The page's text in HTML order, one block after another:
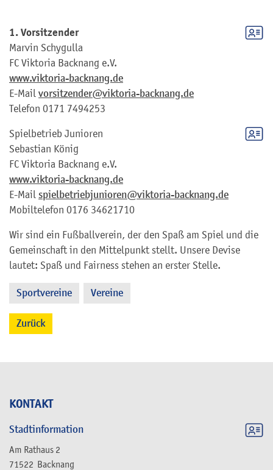
KONTAKT
Stadtinformation
Am Rathaus 2
71522 Backnang
1. Vorsitzender
Marvin Schygulla
FC Viktoria Backnang e.V.
www.viktoria-backnang.de
E-Mail vorsitzender@viktoria-backnang.de
Telefon 0171 7494253
Spielbetrieb Junioren
Sebastian König
FC Viktoria Backnang e.V.
www.viktoria-backnang.de
E-Mail spielbetriebjunioren@viktoria-backnang.de
Mobiltelefon 0176 34621710
Wir sind ein Fußballverein, der den Spaß am Spiel und die
Gemeinschaft in den Mittelpunkt stellt. Unsere Devise
lautet: Spaß und Fairness stehen an erster Stelle.
Sportvereine Vereine
Zurück